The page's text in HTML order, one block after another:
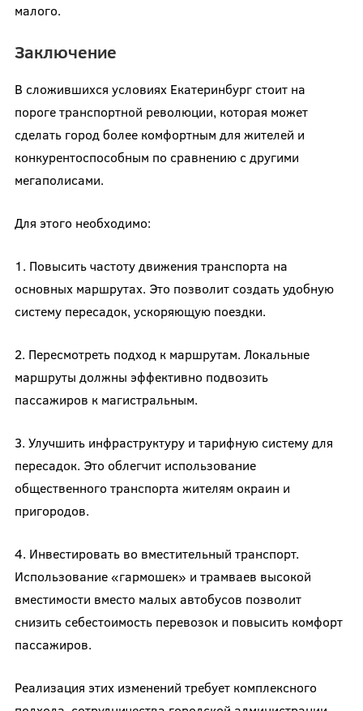
малого.
Заключение
В сложившихся условиях Екатеринбург стоит на
пороге транспортной революции, которая может
сделать город более комфортным для жителей и
конкурентоспособным по сравнению с другими
мегаполисами.
Для этого необходимо:
1. Повысить частоту движения транспорта на
основных маршрутах. Это позволит создать удобную
систему пересадок, ускоряющую поездки.
2. Пересмотреть подход к маршрутам. Локальные
маршруты должны эффективно подвозить
пассажиров к магистральным.
3. Улучшить инфраструктуру и тарифную систему для
пересадок. Это облегчит использование
общественного транспорта жителям окраин и
пригородов.
4. Инвестировать во вместительный транспорт.
Использование «гармошек» и трамваев высокой
вместимости вместо малых автобусов позволит
снизить себестоимость перевозок и повысить комфорт
пассажиров.
Реализация этих изменений требует комплексного